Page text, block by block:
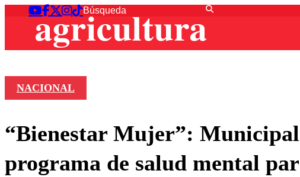
NACIONAL
“Bienestar Mujer”:
programa de salud mental